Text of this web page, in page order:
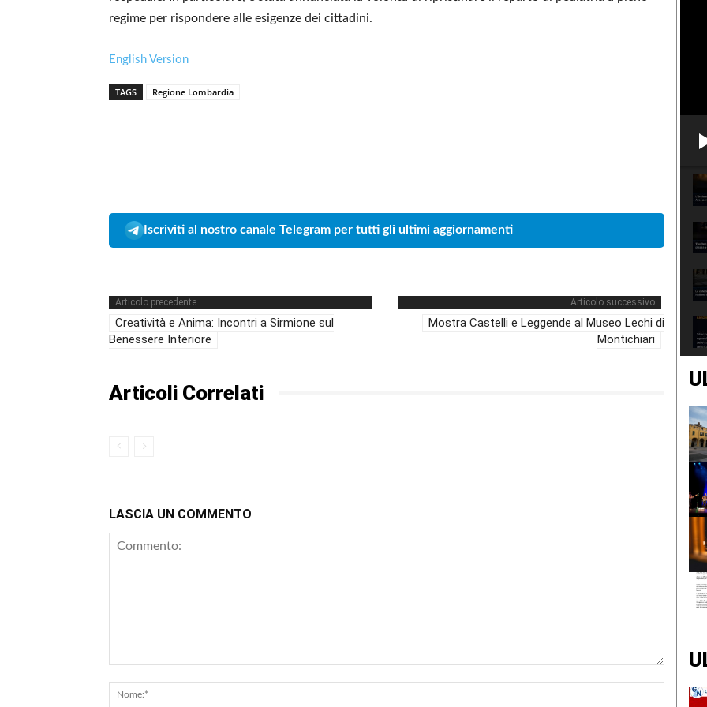
regime per rispondere alle esigenze dei cittadini.
English Version
TAGS Regione Lombardia
Iscriviti al nostro canale Telegram per tutti gli ultimi aggiornamenti
Articolo precedente
Creatività e Anima: Incontri a Sirmione sul
Benessere Interiore
Articolo successivo
Mostra Castelli e Leggende al Museo Lechi di
Montichiari
Articoli Correlati
LASCIA UN COMMENTO
Nome:*